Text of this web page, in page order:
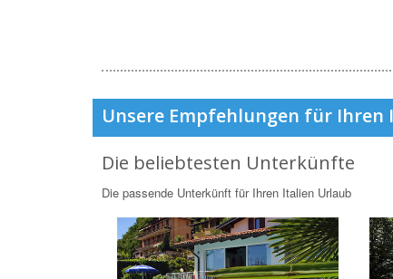
Unsere Empfehlungen für
Die beliebtesten Unterkünfte
Die passende Unterkünft für Ihren Italien Urlaub